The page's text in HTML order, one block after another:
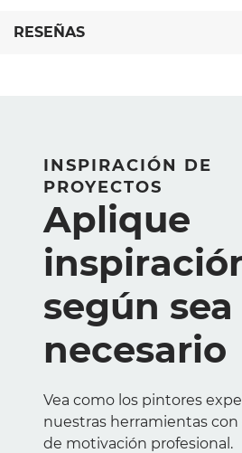
RESEÑAS
INSPIRACIÓN DE
PROYECTOS
Aplique
según sea
necesario
Vea como los pintores
nuestras herramientas con
de motivación profesional.